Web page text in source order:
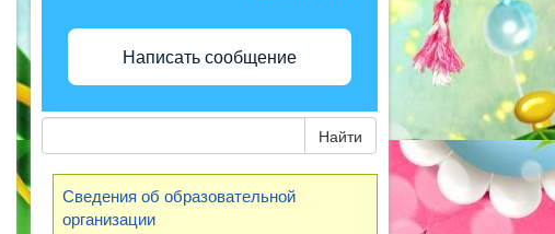
Написать сообщение
Найти
Сведения об образовательной
организации